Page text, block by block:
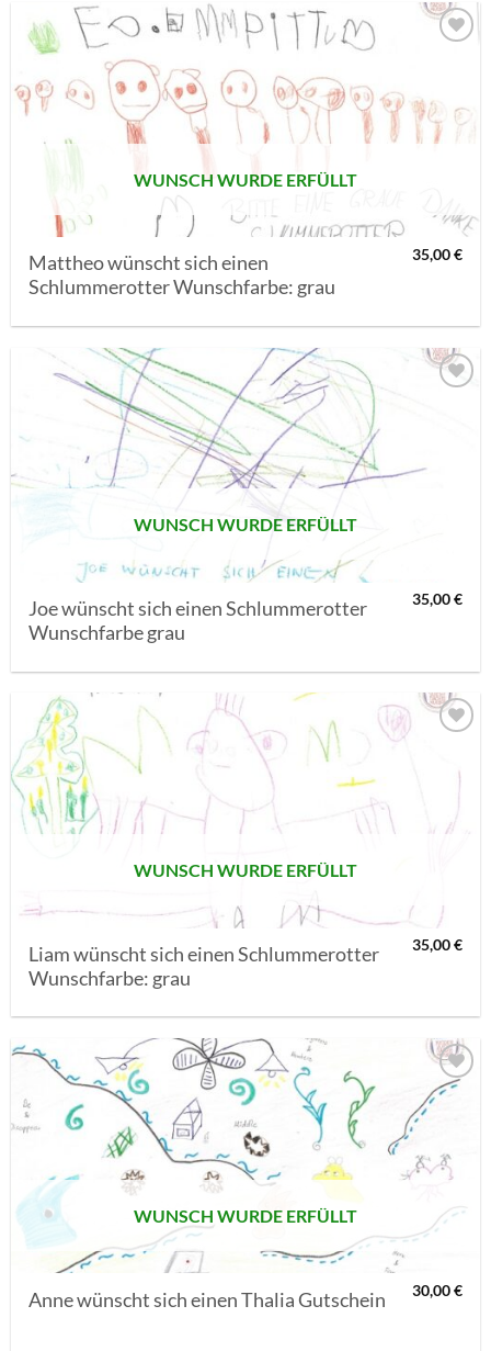
SETZEN
WUNSCH WURDE ERFÜLLT
Mattheo wünscht sich einen
Schlummerotter Wunschfarbe: grau
35,00€
WUNSCH WURDE ERFÜLLT
Joe wünscht sich einen Schlummerotter
Wunschfarbe grau
35,00€
WUNSCH WURDE ERFÜLLT
Liam wünscht sich einen Schlummerotter
Wunschfarbe: grau
35,00€
AUF MEINE
MERKLISTE
SETZEN
WUNSCH WURDE ERFÜLLT
Anne wünscht sich einen Thalia Gutschein 30,00€